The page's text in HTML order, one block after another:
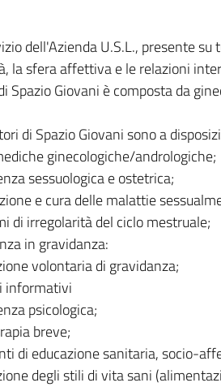
dell'Azienda U.S.L., presente
la sfera affettiva e le relazioni
Spazio Giovani è composta da
di Spazio Giovani sono a
ginecologiche/andrologiche;
sessuologica e ostetrica;
e cura delle malattie
di irregolarità del ciclo mestruale;
in gravidanza:
volontaria di gravidanza;
informativi
psicologica;
breve;
di educazione sanitaria, socio-
degli stili di vita sani